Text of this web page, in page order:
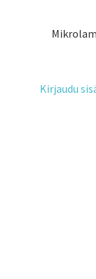
Kirjaudu